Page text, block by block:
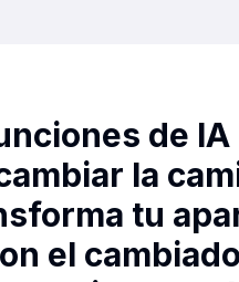
de IA
la
tu
el